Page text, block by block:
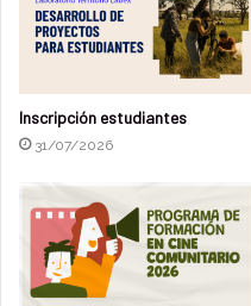
Transfronteriza, que
del noreste de Argentina
Formosa y Entre Ríos) y
Grande do Sul, Santa
nuevamente país invitado
Selección de proyectos
La inscripción está
ubicados en la región de
Inscripción estudiantes
31/07/2026